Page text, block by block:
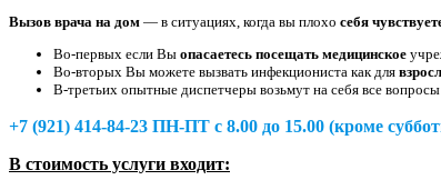
Вызов врача на дом — в ситуациях, когда вы плохо себя
Во-первых если Вы опасаетесь посещать медицинское
Во-вторых Вы можете вызвать инфекциониста как для
В-третьих опытные диспетчеры возьмут на себя все
+7 (921) 414-84-23 ПН-ПТ с 8.00 до 15.00 (кроме
В стоимость услуги входит: